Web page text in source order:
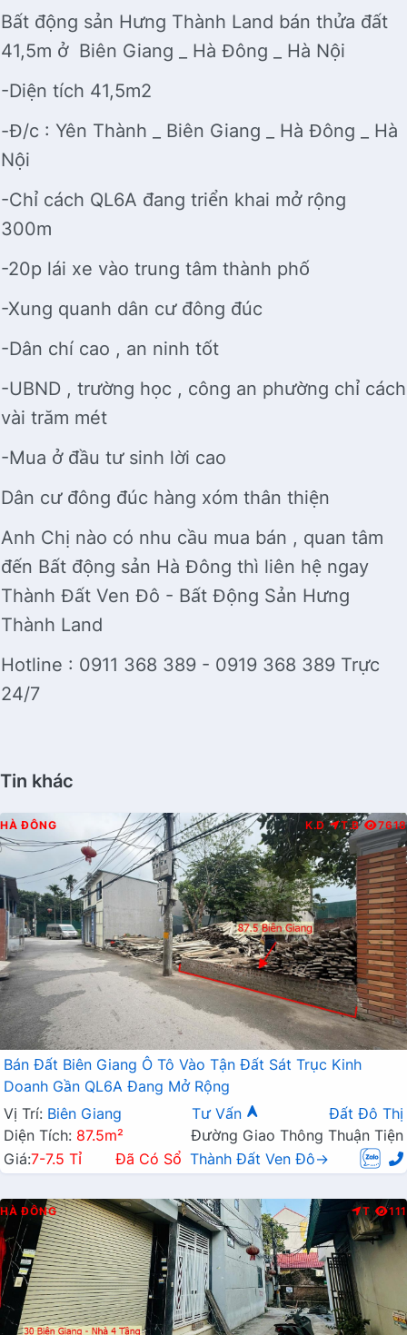
Bất động sản Hưng Thành Land bán thửa đất
41,5m ở Biên Giang _ Hà Đông _ Hà Nội
-Diện tích 41,5m2
-Đ/c : Yên Thành _ Biên Giang _ Hà Đông _ Hà
Nội
-Chỉ cách QL6A đang triển khai mở rộng
300m
-20p lái xe vào trung tâm thành phố
-Xung quanh dân cư đông đúc
-Dân chí cao , an ninh tốt
-UBND , trường học , công an phường chỉ cách
vài trăm mét
-Mua ở đầu tư sinh lời cao
Dân cư đông đúc hàng xóm thân thiện
Anh Chị nào có nhu cầu mua bán , quan tâm
đến Bất động sản Hà Đông thì liên hệ ngay
Thành Đất Ven Đô - Bất Động Sản Hưng
Thành Land
Hotline : 0911 368 389 - 0919 368 389 Trực
24/7
Tin khác
HÀ ĐÔNG K.D T.B 7618
Bán Đất Biên Giang Ô Tô Vào Tận Đất Sát Trục Kinh
Doanh Gần QL6A Đang Mở Rộng
Vị Trí: Biên Giang Tư Vấn
Đất Đô Thị
Diện Tích: 87.5m²
Đường Giao Thông Thuận Tiện
Giá:7-7.5 Tỉ Đã Có Sổ Thành Đất Ven Đô→
HÀ ĐÔNG T 111